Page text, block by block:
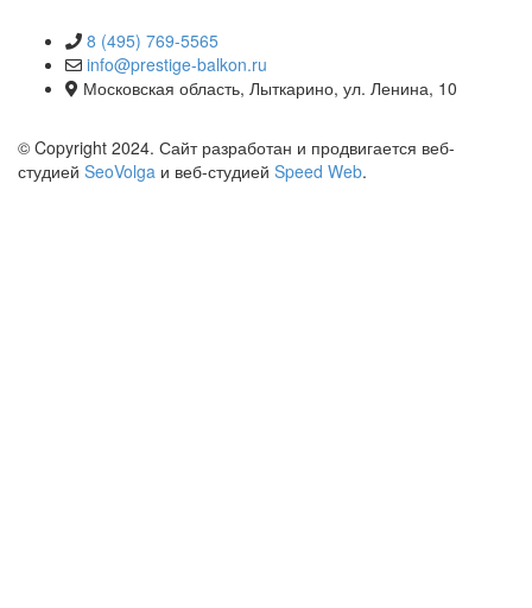
8 (495) 769-5565
info@prestige-balkon.ru
Московская область, Лыткарино, ул. Ленина, 10
© Copyright 2024. Сайт разработан и продвигается веб-
студией SeoVolga и веб-студией Speed Web.